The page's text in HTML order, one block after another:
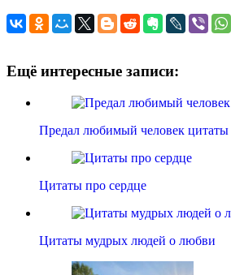
Ещё интересные записи:
Предал любимый человек цитаты
Цитаты про сердце
Цитаты мудрых людей о любви